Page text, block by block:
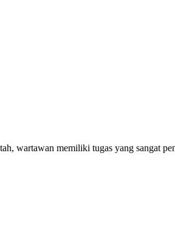
wartawan memiliki tugas yang sangat